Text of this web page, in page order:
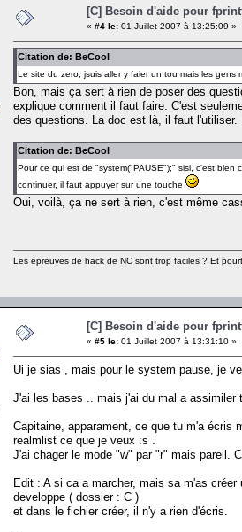
[C] Besoin d'aide pour
« #4 le: 01 Juillet 2007 à 13:25:09 »
Citation de: BeCool
Le site du zero, jsuis aller y faier un tou mais les
Bon, mais ça sert à rien de poser des
explique comment il faut faire. C'est
des questions. La doc est là, il faut l'utiliser.
Citation de: BeCool
Pour ce qui est de "system("PAUSE");" sisi, c'est
continuer, il faut appuyer sur une touche
Oui, voilà, ça ne sert à rien, c'est même
Les épreuves de hack de NC sont trop faciles ? Et
[C] Besoin d'aide pour
« #5 le: 01 Juillet 2007 à 13:31:10 »
Ui je sias , mais pour le system pause, je
J'ai les bases .. mais j'ai du mal a assimiler
Capitaine, apparament, ce que tu m'a écris
realmlist ce que je veux :s .
J'ai chager le mode "w" par "r" mais pareil.
Edit : A si ca a marcher, mais sa m'as
developpe ( dossier : C )
et dans le fichier créer, il n'y a rien d'écris.